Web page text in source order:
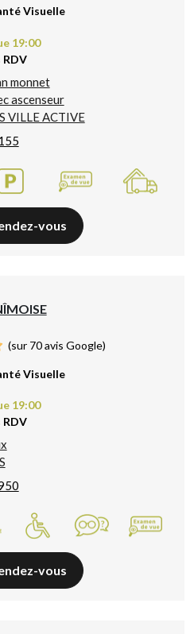
Visuelle
19:00
RDV
monnet
ascenseur
VILLE ACTIVE
vous
(sur 70 avis Google)
Visuelle
19:00
RDV
vous